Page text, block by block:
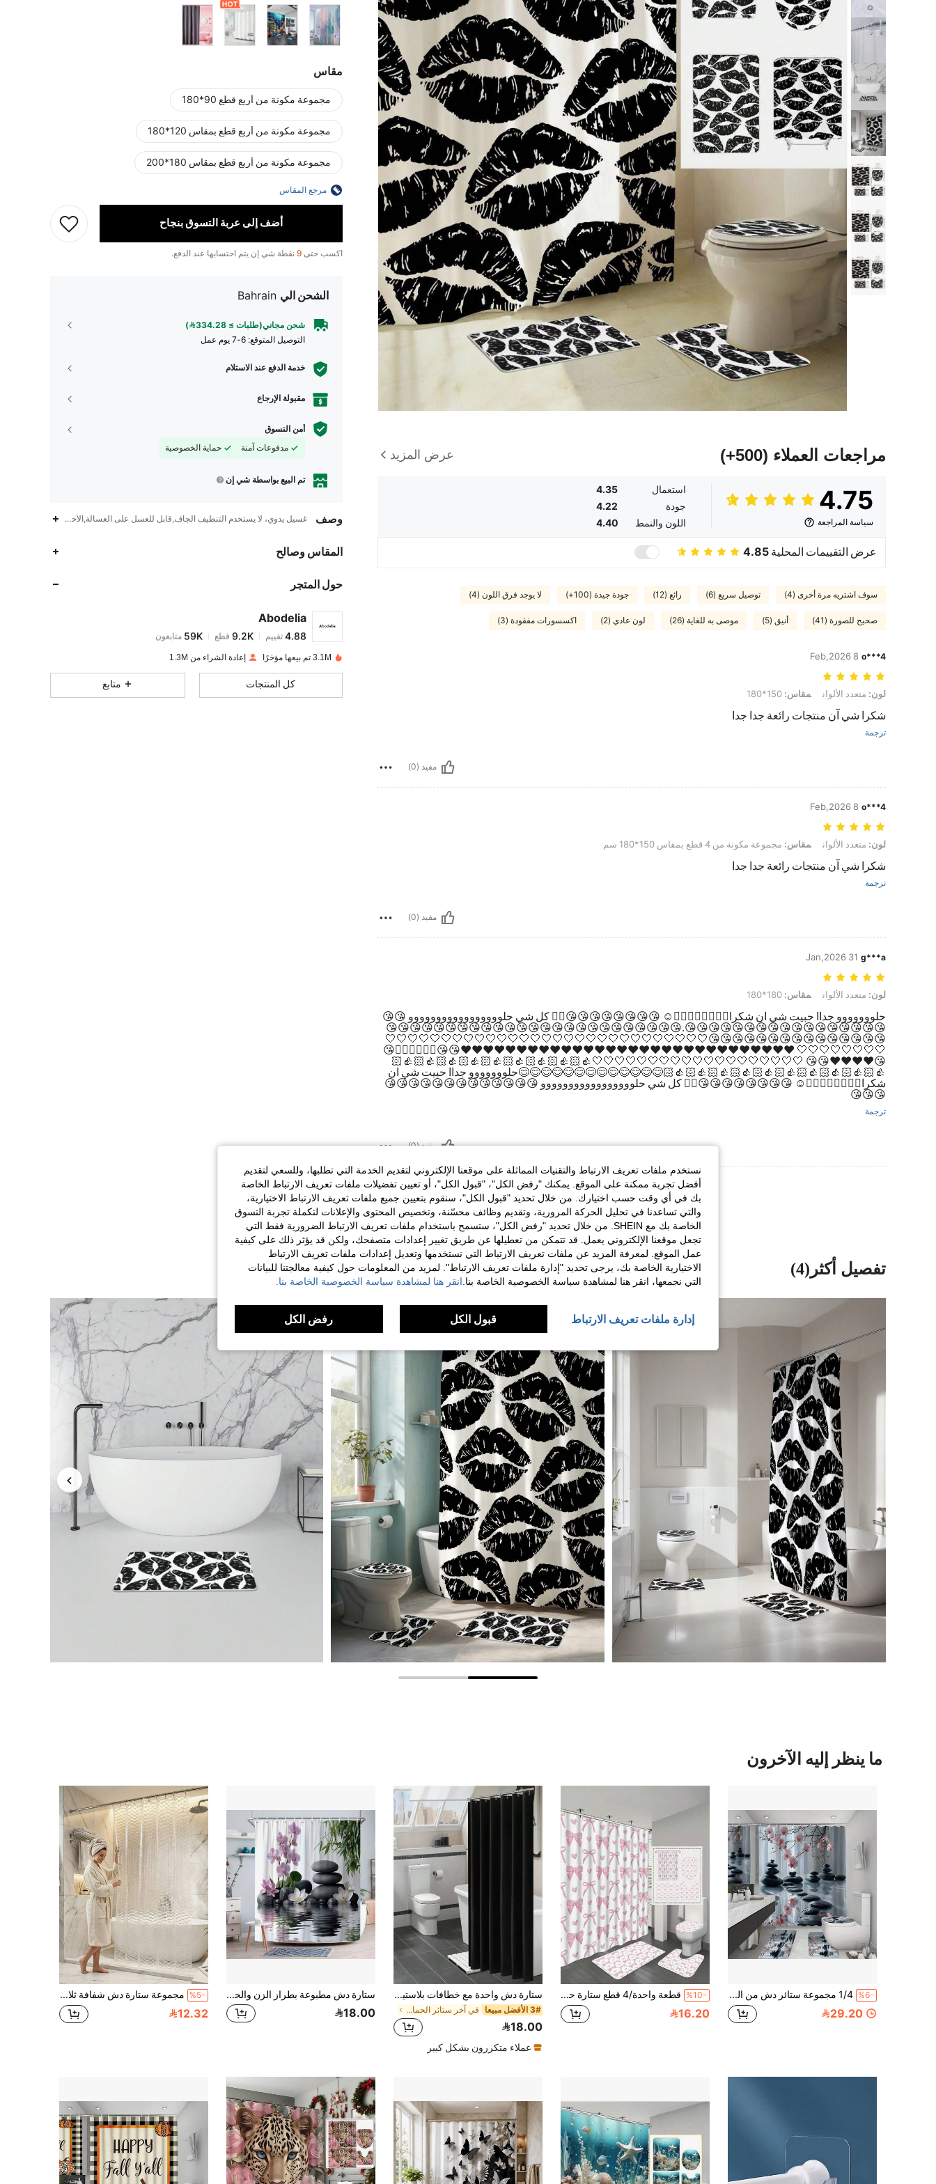
مراجعات العملاء (500+) عرض المزيد
4.75
سياسة المراجعة
استعمال
4.35
جودة
4.22
اللون والنمط
4.40
عرض التقييمات المحلية 4.85
سوف اشتريه مرة أخرى (4) توصيل سريع (6) رائع (12) جودة جيدة (100+) لا يوجد فرق اللون (4)
صحيح للصورة (41) أنيق (5) موصى به للغاية (26) لون عادي (2) اكسسورات مفقودة (3)
o***4
8 Feb,2026
لون: متعدد الألوان, مقاس: 150*180
لون: متعدد الألوان مقاس:
شكرا شي آن منتجات رائعة جدا جدا
ترجمة
مفيد (0)
o***4
8 Feb,2026
لون: متعدد الألوان, مقاس: مجموعة مكونة من 4 قطع بمقاس 150*180 سم
لون: متعدد الألوان مقاس: مجموعة مكونة من 4 قطع بمقاس 150*180 سم
شكرا شي آن منتجات رائعة جدا جدا
ترجمة
مفيد (0)
g***a
31 Jan,2026
لون: متعدد الألوان, مقاس: 180*180
لون: متعدد الألوان مقاس:
حلووووووو جداا حبيت شي ان شكرا👍🏻👍🏻👍🏻👍🏻☺️ 😘😘😘😘😘😘😘😘👍🏻 كل شي حلووووووووووووووووو 😘😘
😘😘😘😘😘😘😘😘😘😘😘😘😘😘😘😘😘.😘😘😘😘😘😘😘😘😘😘😘😘😘😘😘😘😘😘😘😘😘😘😘😘😘
😘😘😘😘😘😘😘😘😘😘😘😘😘😘😘🤍🤍🤍🤍🤍🤍🤍🤍🤍🤍🤍🤍🤍🤍🤍🤍🤍🤍🤍🤍🤍🤍🤍🤍🤍🤍🤍🤍🤍
🤍🤍🤍🤍🤍🤍🤍🤍 ❤️❤️❤️❤️❤️❤️❤️❤️❤️❤️❤️❤️❤️❤️❤️❤️❤️❤️❤️❤️❤️❤️❤️❤️❤️❤️❤️❤️❤️❤️😘😘👍🏻👍🏻👍🏻😘
😘❤️❤️❤️❤️😘😘 🤍🤍🤍🤍🤍🤍🤍🤍🤍🤍🤍🤍🤍🤍🤍🤍🤍🤍🤍👍🏻👍🏻👍🏻👍🏻👍🏻👍🏻👍🏻👍🏻👍🏻
👍🏻👍🏻👍🏻👍🏻👍🏻👍🏻👍🏻👍🏻👍🏻👍🏻😊😊😊😊😊😊😊😊😊😊😊😊😊حلووووووو جداا حبيت شي ان
شكرا👍🏻👍🏻👍🏻👍🏻☺️ 😘😘😘😘😘😘😘😘👍🏻 كل شي حلووووووووووووووووو 😘😘😘😘😘😘😘😘😘😘😘😘😘
😘😘😘
ترجمة
مفيد (0)
عرض المزيد من المراجعات
مقاس
مجموعة مكونة من أربع قطع 90*180
مجموعة مكونة من أربع قطع بمقاس 120*180
مجموعة مكونة من أربع قطع بمقاس 180*200
مرجع المقاس
أضف إلى عربة التسوق بنجاح
اكسب حتى 9 نقطة شي إن يتم احتسابها عند الدفع.
الشحن الي Bahrain
شحن مجاني(طلبات ≥ 334.28)
التوصيل المتوقع: 6-7 يوم عمل
خدمة الدفع عند الاستلام
مقبولة الإرجاع
أمن التسوق
مدفوعات آمنة
حماية الخصوصية
تم البيع بواسطة شي إن
وصف غسيل يدوي، لا يستخدم التنظيف الجاف,قابل للغسل على الغسالة,الأخرى,درجة حرارة الغسيل أقل من
المقاس وصالح
حول المتجر
Abodelia
4.88
4.88
b***a تم دفعمنذ 1 يوم
3.1M تم بيعها مؤخرًا إعادة الشراء من 1.3M
كل المنتجات متابع
تفصيل أكثر(4)
ما ينظر إليه الآخرون
%6- 1/4 مجموعة ستائر دش من البوليستر - مطبوعة بزهور الكرز الوردية والأحجار الكريمة السوداء ديكور الحمام، تشمل خطافات بدون ثقب، تصميم حمام حديث بطراز زين، ستائر بنمط طبيعي، مجموعة ديكور حمام فاخرة
29.20
%10- قطعة واحدة/4 قطع ستارة حمام وردية جميلة بشكل فيونكة، طقم ستارة حمام عصرية وأنيقة، يشمل ستارة حمام مقاومة للماء، بساط غير انزلاقي، غطاء مقعد المرحاض، بساط حمام و12 خطاف بلاستيكي، قابلة للغسيل في الغسالة، نسيج بوليستر مقاوم للماء منسوج بطريقة جاكارد
16.20
ستارة دش واحدة مع خطافات بلاستيكية، مصنوعة من مادة بوليستر مقاومة للماء والعفن، قابلة للغسل في الغسالة، ستارة فاصلة للحمام، ديكور حمام، سهلة التركيب، إكسسوار حمام أساسي لموسم الخريف والعودة إلى المدرسة
3# الأفضل مبيعا في آخر ستائر الحمام وملحقاتها
18.00
عملاء متكررون بشكل كبير
ستارة دش مطبوعة بطراز الزن والحبر الحجري، ديكور ستارة دش راقية وأنيقة، ديكور المنزل، ديكور الحمام، اكسسوارات الحمام، هدية
18.00
%5- مجموعة ستارة دش شفافة ثلاثية الأبعاد بتصميم مكعبات مائية سميكة ومقاومة للماء، مستطيلة بأسلوب فاخر بسيط INS مع حلقات معدنية مقاومة للصدأ، ناعمة وسميكة، مقاومة للحرارة المنخفضة، مضادة للعفن، سهلة التنظيف، حماية الخصوصية الشفافة، فصل الجاف والرطب لحمام الدش، مناسبة للمنزل والفندق وB&B والشقق المستأجرة، لجميع الفصول، نسيج خلية نحل ثلاثي الأبعاد، مضاد للتسرب، مانع للماء، تركيب بدون ثقب مع خطافات مطابقة، ستارة دش من قماش مقاوم للماء، حاجز غرفة الدش، بدون رائحة، حاجز الحمام
12.32
نستخدم ملفات تعريف الارتباط والتقنيات المماثلة على موقعنا الإلكتروني لتقديم الخدمة التي تطلبها، وللسعي لتقديم
أفضل تجربة ممكنة على الموقع. يمكنك "رفض الكل"، "قبول الكل"، أو تعيين تفضيلات ملفات تعريف الارتباط الخاصة
بك في أي وقت حسب اختيارك. من خلال تحديد "قبول الكل"، سنقوم بتعيين جميع ملفات تعريف الارتباط الاختيارية،
والتي تساعدنا في تحليل الحركة المرورية، وتقديم وظائف محسّنة، وتخصيص المحتوى والإعلانات لتكملة تجربة التسوق
الخاصة بك مع SHEIN. من خلال تحديد "رفض الكل"، ستسمح باستخدام ملفات تعريف الارتباط الضرورية فقط التي
تجعل موقعنا الإلكتروني يعمل. قد تتمكن من تعطيلها عن طريق تغيير إعدادات متصفحك، ولكن قد يؤثر ذلك على كيفية
عمل الموقع. لمعرفة المزيد عن ملفات تعريف الارتباط التي نستخدمها وتعديل إعدادات ملفات تعريف الارتباط
الاختيارية الخاصة بك، يرجى تحديد "إدارة ملفات تعريف الارتباط". لمزيد من المعلومات حول كيفية معالجتنا للبيانات
التي نجمعها، انقر هنا لمشاهدة سياسة الخصوصية الخاصة بنا. انقر هنا لمشاهدة سياسة الخصوصية الخاصة بنا.
إدارة ملفات تعريف الارتباط قبول الكل رفض الكل